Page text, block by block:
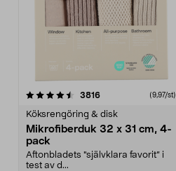
3816recensioner (9,97/st)
Köksrengöring & disk
Mikrofiberduk 32 x 31 cm, 4-
pack
Aftonbladets "självklara favorit” i
test av d...
4.0av 5 stjärnor